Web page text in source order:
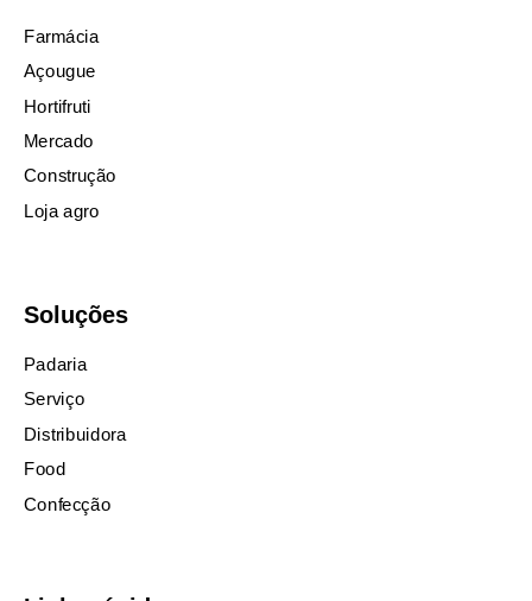
Farmácia
Açougue
Hortifruti
Mercado
Construção
Loja agro
Soluções
Padaria
Serviço
Distribuidora
Food
Confecção